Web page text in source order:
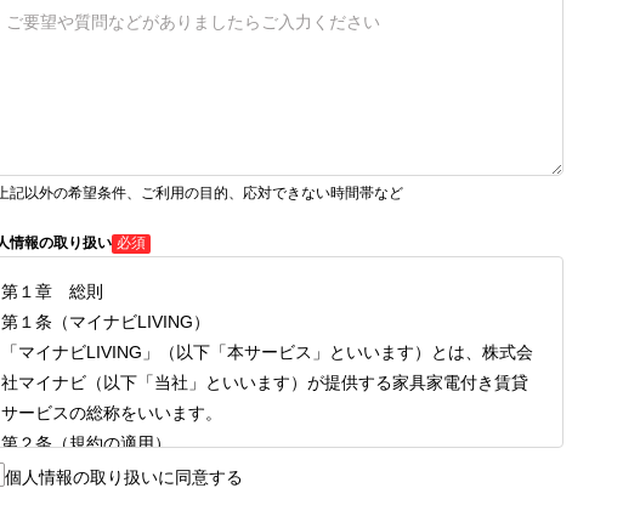
記以外の希望条件、ご利用の目的、応対できない時間帯など
情報の取り扱い 必須
第１章 総則
第１条（マイナビLIVING）
「マイナビLIVING」（以下「本サービス」といいます）とは、株式会
社マイナビ（以下「当社」といいます）が提供する家具家電付き賃貸
サービスの総称をいいます。
第２条（規約の適用）
１.本サービスを利用する者（以下「利用者」といいます）は、本サー
個人情報の取り扱いに同意する